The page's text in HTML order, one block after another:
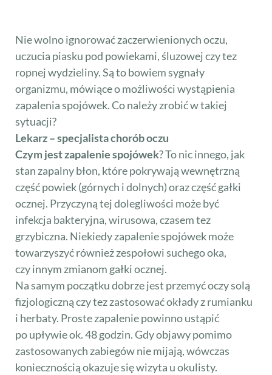
Nie wolno ignorować zaczerwienionych oczu,
uczucia piasku pod powiekami, śluzowej czy tez
ropnej wydzieliny. Są to bowiem sygnały
organizmu, mówiące o możliwości wystąpienia
zapalenia spojówek. Co należy zrobić w takiej
sytuacji?
Lekarz – specjalista chorób oczu
Czym jest zapalenie spojówek? To nic innego, jak
stan zapalny błon, które pokrywają wewnętrzną
część powiek (górnych i dolnych) oraz część gałki
ocznej. Przyczyną tej dolegliwości może być
infekcja bakteryjna, wirusowa, czasem tez
grzybiczna. Niekiedy zapalenie spojówek może
towarzyszyć również zespołowi suchego oka,
czy innym zmianom gałki ocznej.
Na samym początku dobrze jest przemyć oczy solą
fizjologiczną czy tez zastosować okłady z rumianku
i herbaty. Proste zapalenie powinno ustąpić
po upływie ok. 48 godzin. Gdy objawy pomimo
zastosowanych zabiegów nie mijają, wówczas
koniecznością okazuje się wizyta u okulisty.